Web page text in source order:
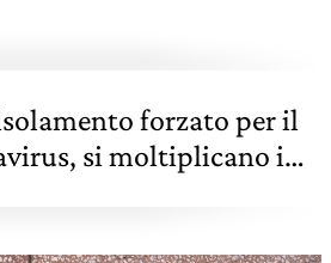
forzato per il
si moltiplicano i